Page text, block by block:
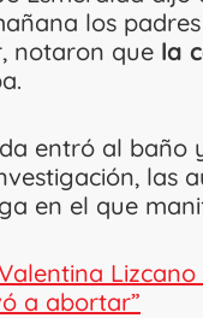
los
notaron que la
entró al baño
las
en el que
a abortar”